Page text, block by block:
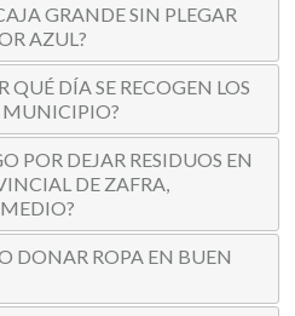
GRANDE SIN PLEGAR
AZUL?
QUÉ DÍA SE RECOGEN LOS
MUNICIPIO?
POR DEJAR RESIDUOS EN
DE ZAFRA,
DONAR ROPA EN BUEN